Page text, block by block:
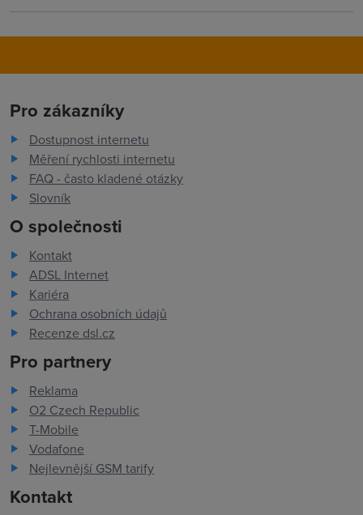
Pro zákazníky
Dostupnost internetu
Měření rychlosti internetu
FAQ - často kladené otázky
Slovník
O společnosti
Kontakt
ADSL Internet
Kariéra
Ochrana osobních údajů
Recenze dsl.cz
Pro partnery
Reklama
O2 Czech Republic
T-Mobile
Vodafone
Nejlevnější GSM tarify
Kontakt